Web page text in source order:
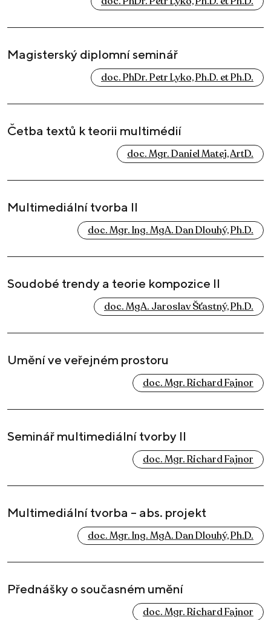
Magisterský diplomní seminář
doc. PhDr. Petr Lyko, Ph.D. et Ph.D.
Četba textů k teorii multimédií
doc. Mgr. Daniel Matej, ArtD.
Multimediální tvorba II
doc. Mgr. Ing. MgA. Dan Dlouhý, Ph.D.
Soudobé trendy a teorie kompozice II
doc. MgA. Jaroslav Šťastný, Ph.D.
Umění ve veřejném prostoru
doc. Mgr. Richard Fajnor
Seminář multimediální tvorby II
doc. Mgr. Richard Fajnor
Multimediální tvorba – abs. projekt
doc. Mgr. Ing. MgA. Dan Dlouhý, Ph.D.
Přednášky o současném umění
doc. Mgr. Richard Fajnor